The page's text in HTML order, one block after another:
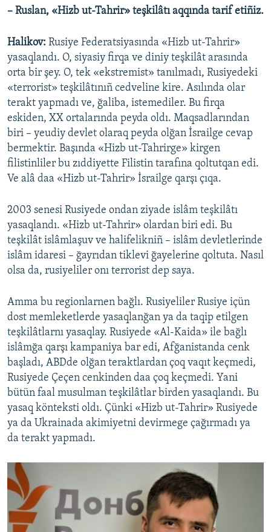
– Ruslan, «Hizb ut-Tahrir» teşkilâtı aqqında tarif etiñiz.
Halikov: Rusiye Federatsiyasında «Hizb ut-Tahrir»
yasaqlandı. O, siyasiy firqa ve diniy teşkilât arasında
orta bir şey. O, tek «ekstremist» tanılmadı, Rusiyedeki
«terrorist» teşkilâtınıñ cedveline kire. Asılında olar
terakt yapmadı ve, ğaliba, istemediler. Bu firqa
eskiden, XX ortalarında peyda oldı. Maqsadlarından
biri – yeudiy devlet olaraq peyda olğan İsrailge cevap
bermektir. Başında «Hizb ut-Tahrirge» kirgen
filistinliler bu zıddiyette Filistin tarafına qoltutqan edi.
Ve alâ daa «Hizb ut-Tahrir» İsrailge qarşı çıqa.
2003 senesi Rusiyede ondan ziyade islâm teşkilâtı
yasaqlandı. «Hizb ut-Tahrir» olardan biri edi. Bu
teşkilât islâmlaşuv ve halifelikniñ – islâm devletlerinde
islâm idaresi – ğayrıdan tiklevi ğayelerine qoltuta. Nasıl
olsa da, rusiyeliler onı terrorist dep saya.
Amma bu regionlarnen bağlı. Rusiyeliler Rusiye içün
dost memleketlerde yasaqlanğan ya da taqip etilgen
teşkilâtlarnı yasaqlay. Rusiyede «Al-Kaida» ile bağlı
islâmğa qarşı kampaniya bar edi, Afğanistanda cenk
başladı, ABDde olğan teraktlardan çoq vaqıt keçmedi,
Rusiyede Çeçen cenkinden daa çoq keçmedi. Yani
bütün faal musulman teşkilâtlar birden yasaqlandı. Bu
yasaq könteksti oldı. Çünki «Hizb ut-Tahrir» Rusiyede
ya da Ukrainada akimiyetni devirmege çağırmadı ya
da terakt yapmadı.